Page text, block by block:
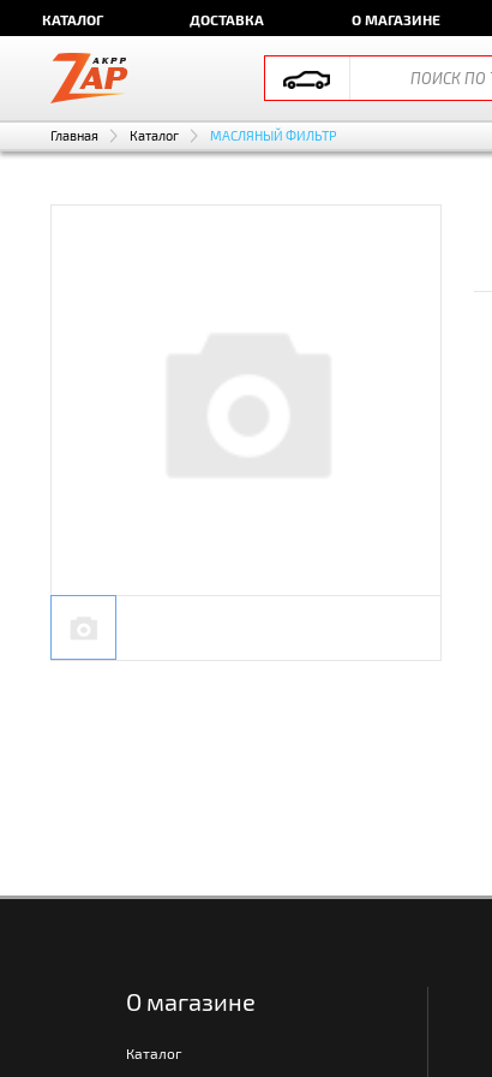
КАТАЛОГ ДОСТАВКА О МАГАЗИНЕ
Главная Каталог МАСЛЯНЫЙ ФИЛЬТР
О магазине
Каталог